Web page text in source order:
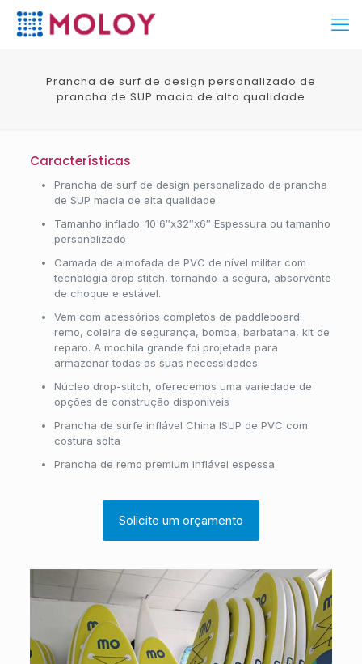
Prancha de surf de design personalizado de
prancha de SUP macia de alta qualidade
Características
Prancha de surf de design personalizado de prancha
de SUP macia de alta qualidade
Tamanho inflado: 10'6″x32″x6″ Espessura ou tamanho
personalizado
Camada de almofada de PVC de nível militar com
tecnologia drop stitch, tornando-a segura, absorvente
de choque e estável.
Vem com acessórios completos de paddleboard:
remo, coleira de segurança, bomba, barbatana, kit de
reparo. A mochila grande foi projetada para
armazenar todas as suas necessidades
Núcleo drop-stitch, oferecemos uma variedade de
opções de construção disponíveis
Prancha de surfe inflável China ISUP de PVC com
costura solta
Prancha de remo premium inflável espessa
Solicite um orçamento